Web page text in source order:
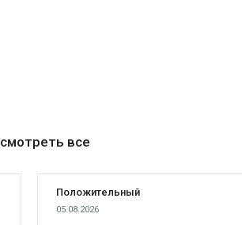
все
Положительный
05.08.2026